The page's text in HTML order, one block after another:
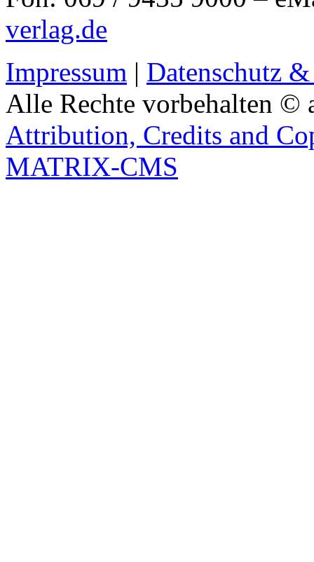
verlag.de
Impressum | Datenschutz
Alle Rechte vorbehalten ©
Attribution, Credits and
MATRIX-CMS